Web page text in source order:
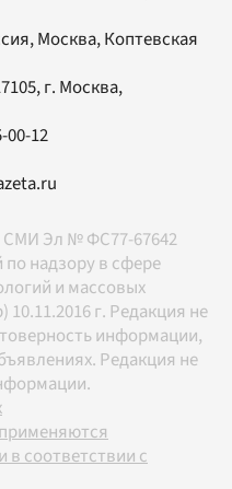
Москва, Коптевская
, г. Москва,
00-12
СМИ Эл № ФС77-67642
надзору в сфере
и массовых
г. Редакция не
информации,
Редакция не
в соответствии с